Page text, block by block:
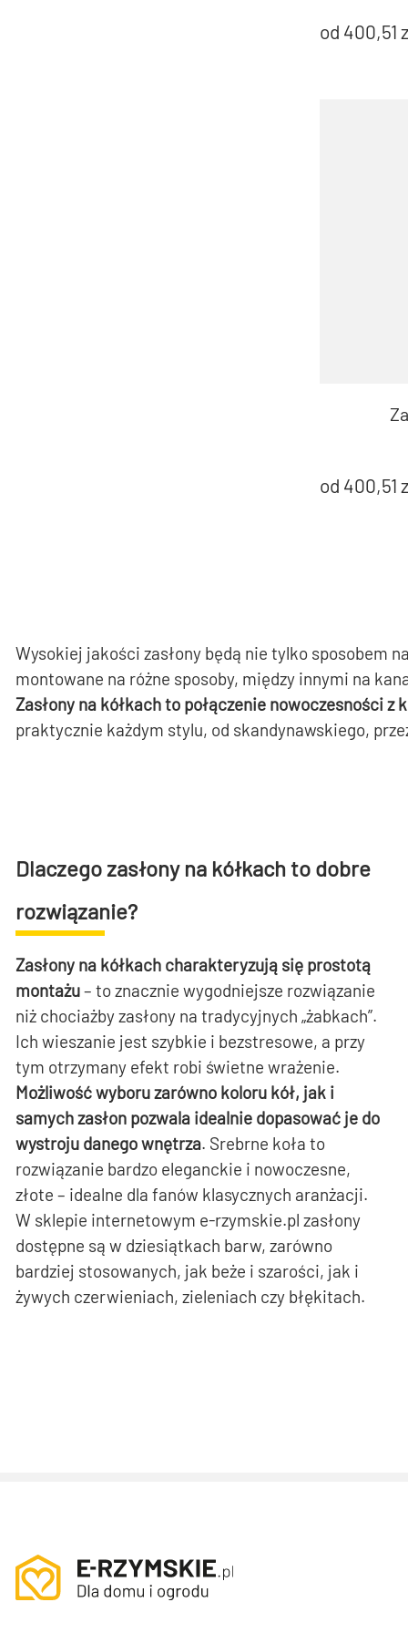
od 400,51
od 400,51
Wysokiej jakości zasłony będą nie tylko sposobem
montowane na różne sposoby, między innymi na
Zasłony na kółkach to połączenie nowoczesności z
praktycznie każdym stylu, od skandynawskiego,
Dlaczego zasłony na kółkach to dobre
rozwiązanie?
Zasłony na kółkach charakteryzują się prostotą
montażu– to znacznie wygodniejsze rozwiązanie
niż chociażby zasłony na tradycyjnych „żabkach”.
Ich wieszanie jest szybkie i bezstresowe, a przy
tym otrzymany efekt robi świetne wrażenie.
Możliwość wyboru zarówno koloru kół, jak i
samych zasłon pozwala idealnie dopasować je do
wystroju danego wnętrza. Srebrne koła to
rozwiązanie bardzo eleganckie i nowoczesne,
złote – idealne dla fanów klasycznych aranżacji.
W sklepie internetowym e-rzymskie.pl zasłony
dostępne są w dziesiątkach barw, zarówno
bardziej stosowanych, jak beże i szarości, jak i
żywych czerwieniach, zieleniach czy błękitach.